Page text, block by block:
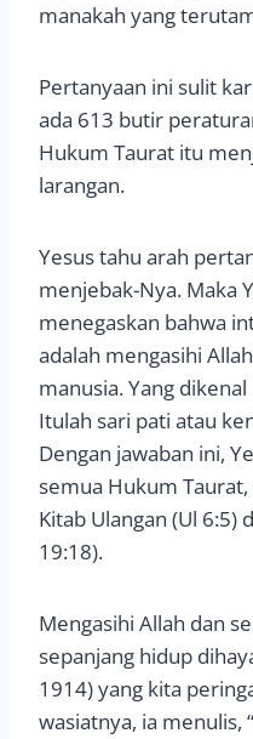
manakah yang
Pertanyaan ini sulit
ada 613 butir
Hukum Taurat itu
larangan.
Yesus tahu arah
menjebak-Nya. Maka
menegaskan bahwa
adalah mengasihi
manusia. Yang
Itulah sari pati atau
Dengan jawaban ini,
semua Hukum
Kitab Ulangan (Ul 6:5)
19:18).
Mengasihi Allah dan
sepanjang hidup
1914) yang kita
wasiatnya, ia menulis,